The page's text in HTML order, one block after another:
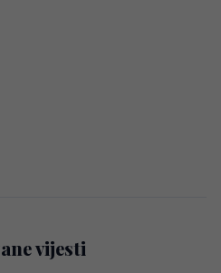
vijesti